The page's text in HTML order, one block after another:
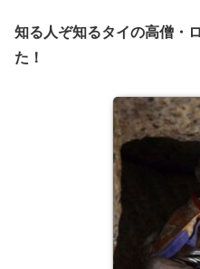
知る人ぞ知るタイの高僧・
た！